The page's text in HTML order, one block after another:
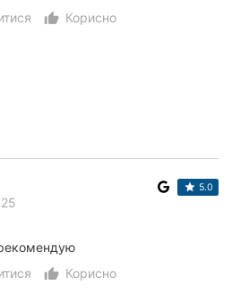
thumb_up_alt
Корисно
5.0
thumb_up_alt
Корисно